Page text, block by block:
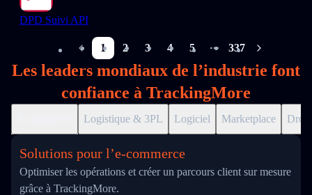
DPD Suivi API
1 2 3 4 5
More pages
337
Les leaders mondiaux de l’industrie font
confiance à TrackingMore
Logistique & 3PL Logiciel Marketplace
Solutions pour l’e‑commerce
Optimiser les opérations et créer un parcours client sur mesure
grâce à TrackingMore.